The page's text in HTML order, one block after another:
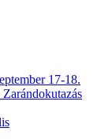
17-18.